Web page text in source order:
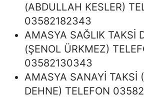
(ABDULLAH KESLER)
03582182343
AMASYA SAĞLIK TAKSİ
(ŞENOL ÜRKMEZ)
03582130343
AMASYA SANAYİ TAKSİ
DEHNE) TELEFON